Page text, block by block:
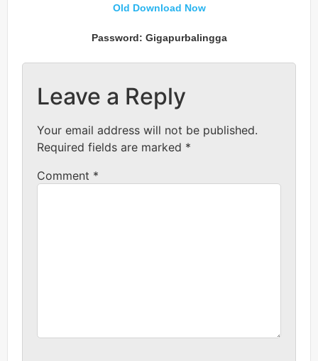
Old Download Now
Password: Gigapurbalingga
Leave a Reply
Your email address will not be published.
Required fields are marked *
Comment *